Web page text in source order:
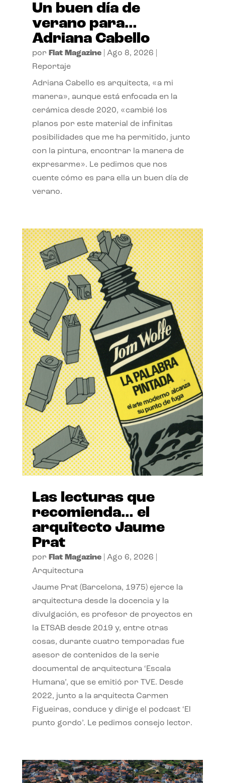
Un buen día de
verano para…
Adriana Cabello
por Flat Magazine| Ago 8, 2026
Reportaje
Adriana Cabello es arquitecta, «a mi
manera», aunque está enfocada en la
cerámica desde 2020, «cambié los
planos por este material de infinitas
posibilidades que me ha permitido, junto
con la pintura, encontrar la manera de
expresarme». Le pedimos que nos
cuente cómo es para ella un buen día de
verano.
Las lecturas que
recomienda… el
arquitecto Jaume
Prat
por Flat Magazine| Ago 6, 2026
Arquitectura
Jaume Prat (Barcelona, 1975) ejerce la
arquitectura desde la docencia y la
divulgación, es profesor de proyectos en
la ETSAB desde 2019 y, entre otras
cosas, durante cuatro temporadas fue
asesor de contenidos de la serie
documental de arquitectura ‘Escala
Humana’, que se emitió por TVE. Desde
2022, junto a la arquitecta Carmen
Figueiras, conduce y dirige el podcast ‘El
punto gordo’. Le pedimos consejo lector.